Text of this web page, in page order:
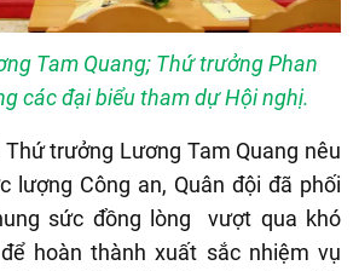
Tam Quang; Thứ trưởng Phan
các đại biểu tham dự Hội nghị.
trưởng Lương Tam Quang nêu
lượng Công an, Quân đội đã phối
sức đồng lòng vượt qua khó
hoàn thành xuất sắc nhiệm vụ